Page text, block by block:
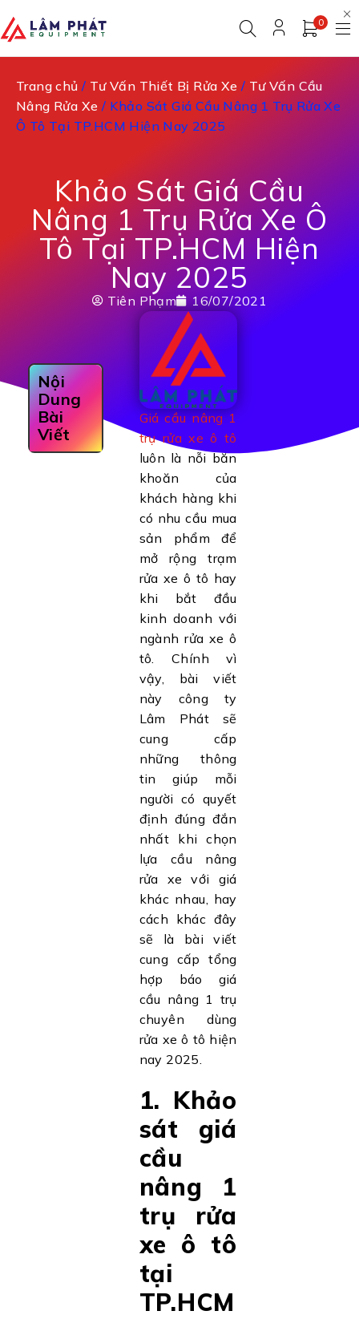
0
Trang chủ / Tư Vấn Thiết Bị Rửa Xe / Tư Vấn Cầu
Nâng Rửa Xe / Khảo Sát Giá Cầu Nâng 1 Trụ Rửa Xe
Ô Tô Tại TP.HCM Hiện Nay 2025
Khảo Sát Giá Cầu
Nâng 1 Trụ Rửa Xe Ô
Tô Tại TP.HCM Hiện
Nay 2025
Tiên Phạm 16/07/2021
Nội
Dung
Bài
Viết
Giá cầu nâng 1
trụ rửa xe ô tô
luôn là nỗi băn
khoăn của
khách hàng khi
có nhu cầu mua
sản phẩm để
mở rộng trạm
rửa xe ô tô hay
khi bắt đầu
kinh doanh với
ngành rửa xe ô
tô. Chính vì
vậy, bài viết
này công ty
Lâm Phát sẽ
cung cấp
những thông
tin giúp mỗi
người có quyết
định đúng đắn
nhất khi chọn
lựa cầu nâng
rửa xe với giá
khác nhau, hay
cách khác đây
sẽ là bài viết
cung cấp tổng
hợp báo giá
cầu nâng 1 trụ
chuyên dùng
rửa xe ô tô hiện
nay 2025.
1. Khảo
sát giá
cầu
nâng 1
trụ rửa
xe ô tô
tại
TP.HCM